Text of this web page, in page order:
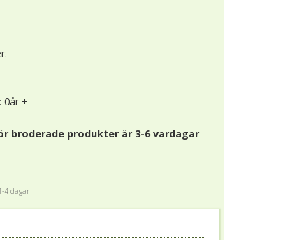
0år +
broderade produkter är 3-6 vardagar
4 dagar